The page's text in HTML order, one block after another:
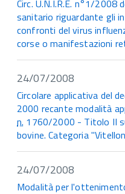
Circ. U.N.I.R.E. n°1/
sanitario riguardante gli
confronti del virus
corse o manifestazioni
24/07/2008
Circolare applicativa del
2000 recante modalità
n. 1760/2000 - Titolo II
bovine. Categoria
24/07/2008
Modalità per